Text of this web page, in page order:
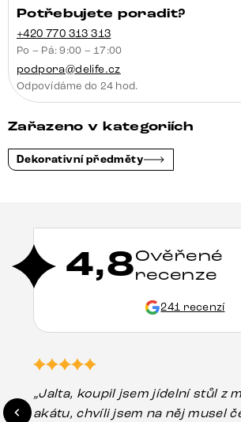
Potřebujete poradit?
+420 770 313 313
Po – Pá: 9:00 – 17:00
podpora@delife.cz
Odpovídáme do 24 hod.
Zařazeno v kategoriích
Dekorativní předměty
4,8Ověřené
recenze
241 recenzí
„Jalta, koupil jsem jídelní stůl z
akátu, chvíli jsem na něj musel